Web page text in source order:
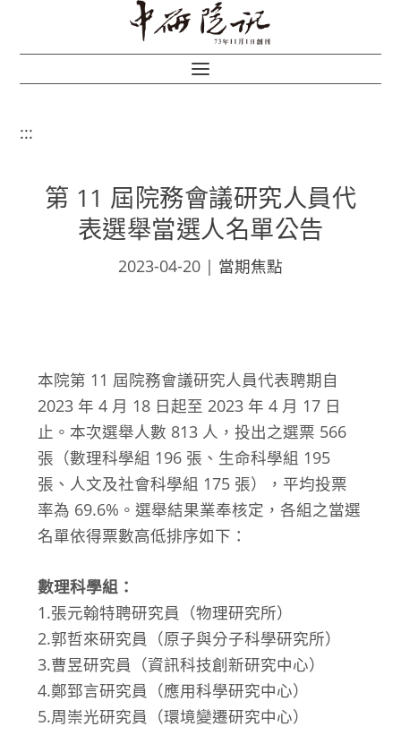
:::
第 11 屆院務會議研究人員代
表選舉當選人名單公告
2023-04-20 | 當期焦點
本院第 11 屆院務會議研究人員代表聘期自
2023 年 4 月 18 日起至 2023 年 4 月 17 日
止。本次選舉人數 813 人，投出之選票 566
張（數理科學組 196 張、生命科學組 195
張、人文及社會科學組 175 張），平均投票
率為 69.6%。選舉結果業奉核定，各組之當選
名單依得票數高低排序如下：
數理科學組：
1.張元翰特聘研究員（物理研究所）
2.郭哲來研究員（原子與分子科學研究所）
3.曹昱研究員（資訊科技創新研究中心）
4.鄭郅言研究員（應用科學研究中心）
5.周崇光研究員（環境變遷研究中心）